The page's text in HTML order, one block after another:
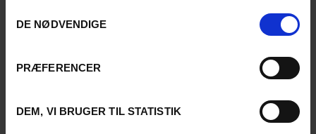
DE NØDVENDIGE
PRÆFERENCER
DEM, VI BRUGER TIL STATISTIK